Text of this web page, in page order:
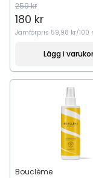
259 kr
180 kr
Jämförpris 59,98 kr/100
Lägg i
Bouclème